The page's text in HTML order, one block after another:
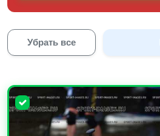
Убрать все